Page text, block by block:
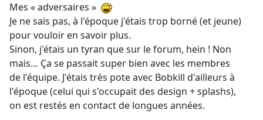
Mes « adversaires »
Je ne sais pas, à l'époque j'étais trop borné (et jeune)
pour vouloir en savoir plus.
Sinon, j'étais un tyran que sur le forum, hein ! Non
mais… Ça se passait super bien avec les membres
de l'équipe. J'étais très pote avec Bobkill d'ailleurs à
l'époque (celui qui s'occupait des design + splashs),
on est restés en contact de longues années.